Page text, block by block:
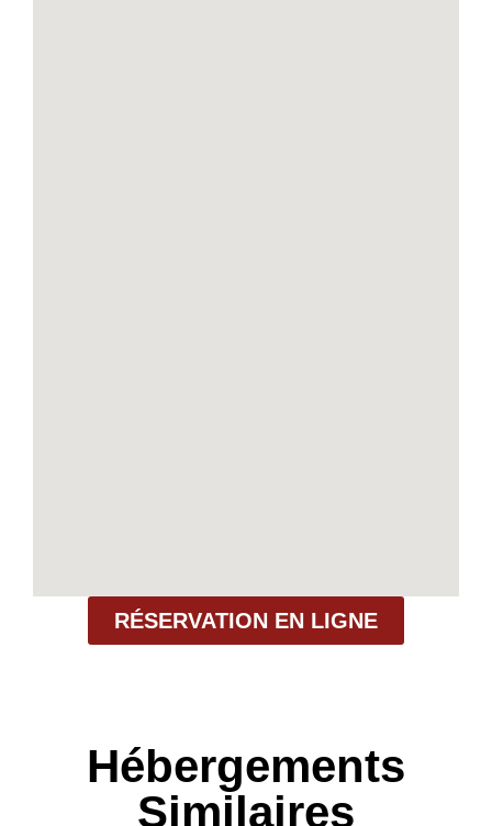
RÉSERVATION EN LIGNE
Hébergements
Similaires